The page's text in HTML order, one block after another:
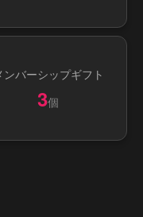
ンバーシップギフト
3個